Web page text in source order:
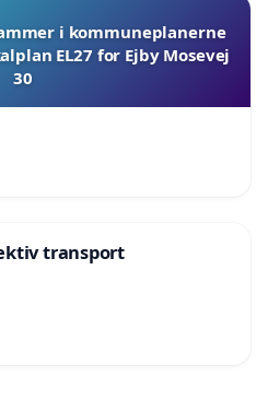
i kommuneplanerne
EL27 for Ejby Mosevej
30
transport